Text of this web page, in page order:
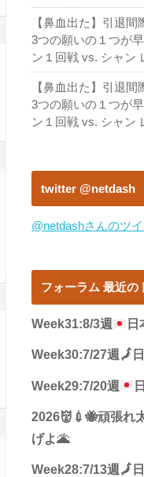
【鼻血出た】引退間
3つの願いの１つが
ン１回戦 vs. シャン
【鼻血出た】引退間
3つの願いの１つが
ン１回戦 vs. シャン
twitter @netdash
@netdashさんのツイ
フォーラム 最近の
Week31:8/3週 日
Week30:7/27週🗾
Week29:7/20週
2026👹💉🐝頑張れ
げよ🌋
Week28:7/13週 🗾